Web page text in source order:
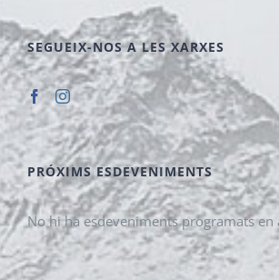
SEGUEIX-NOS A LES XARXES
PRÓXIMS ESDEVENIMENTS
No hi ha esdeveniments programats